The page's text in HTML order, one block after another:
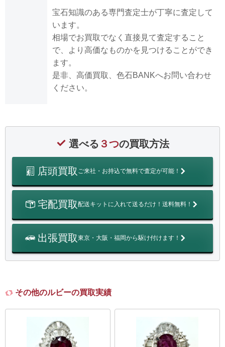
宝石知識のある専門査定士が丁寧に査定して
います。
相場でお買取でなく直接見て査定すること
で、より高価なものかを見つけることができ
ます。
是非、高価買取、色石BANKへお問い合わせ
ください。
選べる ３つの買取方法
店頭買取 ご来社・お持込で無料で査定が可能！
宅配買取配送キットに入れて送るだけ！送料無料！
出張買取東京・大阪・福岡から駆け付けます！
その他のルビーの買取実績